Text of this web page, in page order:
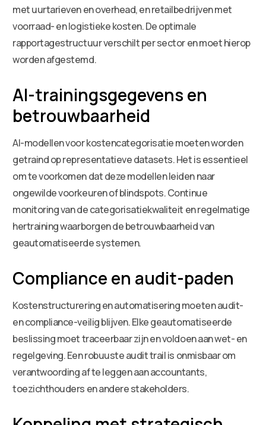
met uurtarieven en overhead, en retailbedrijven met
voorraad- en logistieke kosten. De optimale
rapportagestructuur verschilt per sector en moet hierop
worden afgestemd.
AI-trainingsgegevens en
betrouwbaarheid
AI-modellen voor kostencategorisatie moeten worden
getraind op representatieve datasets. Het is essentieel
om te voorkomen dat deze modellen leiden naar
ongewilde voorkeuren of blindspots. Continue
monitoring van de categorisatiekwaliteit en regelmatige
hertraining waarborgen de betrouwbaarheid van
geautomatiseerde systemen.
Compliance en audit-paden
Kostenstructurering en automatisering moeten audit-
en compliance-veilig blijven. Elke geautomatiseerde
beslissing moet traceerbaar zijn en voldoen aan wet- en
regelgeving. Een robuuste audit trail is onmisbaar om
verantwoording af te leggen aan accountants,
toezichthouders en andere stakeholders.